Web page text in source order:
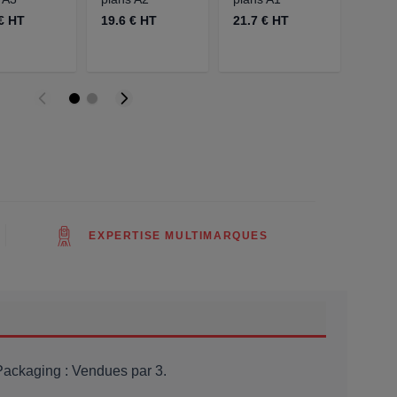
HT
19.6 € HT
21.7 € HT
EXPERTISE MULTIMARQUES
: Vendues par 3.